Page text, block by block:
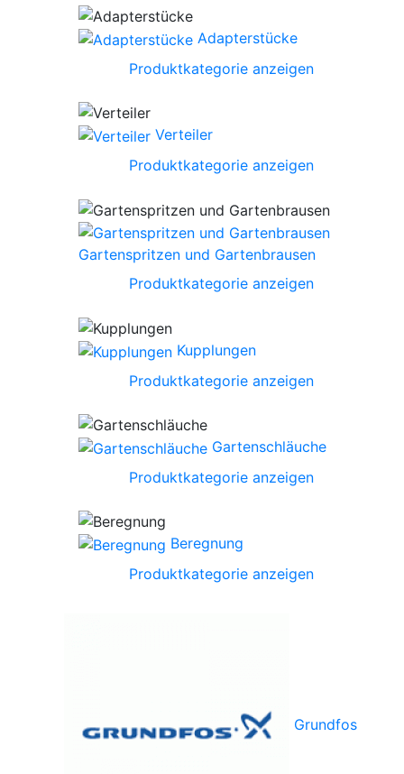
Adapterstücke
Produktkategorie anzeigen
Verteiler
Produktkategorie anzeigen
Gartenspritzen und Gartenbrausen
Produktkategorie anzeigen
Kupplungen
Produktkategorie anzeigen
Gartenschläuche
Produktkategorie anzeigen
Beregnung
Produktkategorie anzeigen
Grundfos